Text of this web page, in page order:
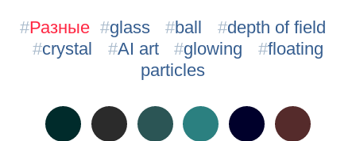
#Разные #glass #ball #depth of field
#crystal #AI art #glowing #floating
particles